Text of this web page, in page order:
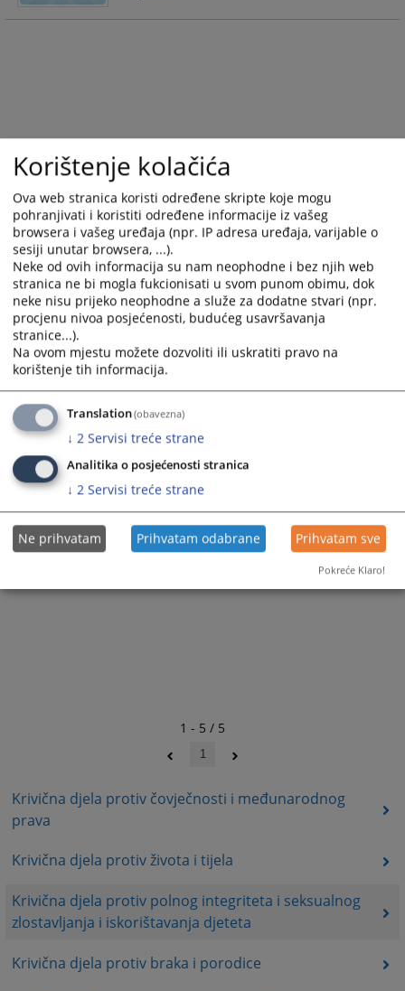
Krivična djela protiv čovječnosti i međunarodnog
prava
Krivična djela protiv života i tijela
Krivična djela protiv polnog integriteta i seksualnog
zlostavljanja i iskorištavanja djeteta
Krivična djela protiv braka i porodice
1 - 5 / 5
1
Korištenje kolačića
Ova web stranica koristi određene skripte koje mogu
pohranjivati i koristiti određene informacije iz vašeg
browsera i vašeg uređaja (npr. IP adresa uređaja, varijable o
sesiji unutar browsera, ...).
Neke od ovih informacija su nam neophodne i bez njih web
stranica ne bi mogla fukcionisati u svom punom obimu, dok
neke nisu prijeko neophodne a služe za dodatne stvari (npr.
procjenu nivoa posjećenosti, budućeg usavršavanja
stranice...).
Na ovom mjestu možete dozvoliti ili uskratiti pravo na
korištenje tih informacija.
Translation(obavezna)
↓ 2 Servisi treće strane
Analitika o posjećenosti stranica
↓ 2 Servisi treće strane
Ne prihvatam Prihvatam odabrane Prihvatam sve
Pokreće Klaro!